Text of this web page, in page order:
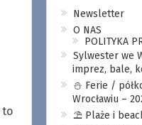
to
Newsletter
O NAS
POLITYKA
Sylwester we
imprez, bale,
⛄️ Ferie /
Wrocławiu –
⛱️ Plaże i